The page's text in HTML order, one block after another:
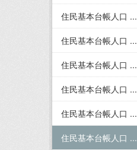
住民基本台帳人口 ...
住民基本台帳人口 ...
住民基本台帳人口 ...
住民基本台帳人口 ...
住民基本台帳人口 ...
住民基本台帳人口 ...